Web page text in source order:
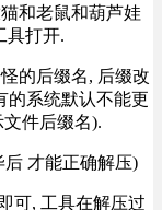
和老鼠和葫芦娃
具打开.
的后缀名, 后缀改
的系统默认不能更
件后缀名).
后 才能正确解压)
可, 工具在解压过